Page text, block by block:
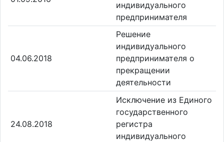
индивидуального
предпринимателя
04.06.2018
Решение
индивидуального
предпринимателя о
прекращении
деятельности
24.08.2018
Исключение из Единого
государственного
регистра
индивидуального